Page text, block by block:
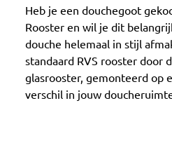
Heb je een douchegoot
Rooster en wil je dit
douche helemaal in stijl
standaard RVS rooster door
glasrooster, gemonteerd op
verschil in jouw